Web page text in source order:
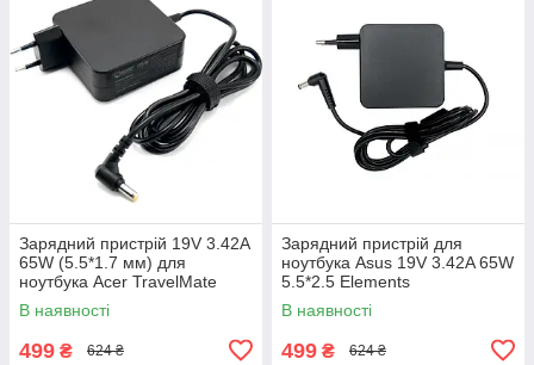
Зарядний пристрій 19V 3.42A
65W (5.5*1.7 мм) для
ноутбука Acer TravelMate
P2510-G2-M
В наявності
499 ₴ 624 ₴
Зарядний пристрій для
ноутбука Asus 19V 3.42A 65W
5.5*2.5 Elements
В наявності
499 ₴ 624 ₴